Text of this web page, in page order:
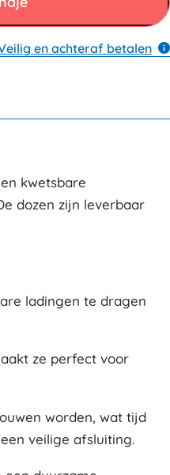
en achteraf betalen
kwetsbare
dozen zijn leverbaar
ladingen te dragen
ze perfect voor
worden, wat tijd
veilige afsluiting.